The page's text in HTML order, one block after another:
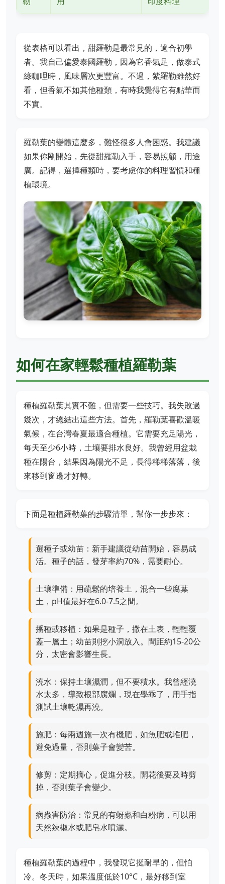
從表格可以看出，甜羅勒是最常見的，適合初學
者。我自己偏愛泰國羅勒，因為它香氣足，做泰式
綠咖哩時，風味層次更豐富。不過，紫羅勒雖然好
看，但香氣不如其他種類，有時我覺得它有點華而
不實。
羅勒葉的變體這麼多，難怪很多人會困惑。我建議
如果你剛開始，先從甜羅勒入手，容易照顧，用途
廣。記得，選擇種類時，要考慮你的料理習慣和種
植環境。
如何在家輕鬆種植羅勒葉
種植羅勒葉其實不難，但需要一些技巧。我失敗過
幾次，才總結出這些方法。首先，羅勒葉喜歡溫暖
氣候，在台灣春夏最適合種植。它需要充足陽光，
每天至少6小時，土壤要排水良好。我曾經用盆栽
種在陽台，結果因為陽光不足，長得稀稀落落，後
來移到窗邊才好轉。
下面是種植羅勒葉的步驟清單，幫你一步步來：
選種子或幼苗：新手建議從幼苗開始，容易成
活。種子的話，發芽率約70%，需要耐心。
土壤準備：用疏鬆的培養土，混合一些腐葉
土，pH值最好在6.0-7.5之間。
播種或移植：如果是種子，撒在土表，輕輕覆
蓋一層土；幼苗則挖小洞放入。間距約15-20公
分，太密會影響生長。
澆水：保持土壤濕潤，但不要積水。我曾經澆
水太多，導致根部腐爛，現在學乖了，用手指
測試土壤乾濕再澆。
施肥：每兩週施一次有機肥，如魚肥或堆肥，
避免過量，否則葉子會變苦。
修剪：定期摘心，促進分枝。開花後要及時剪
掉，否則葉子會變少。
病蟲害防治：常見的有蚜蟲和白粉病，可以用
天然辣椒水或肥皂水噴灑。
種植羅勒葉的過程中，我發現它挺耐旱的，但怕
冷。冬天時，如果溫度低於10°C，最好移到室